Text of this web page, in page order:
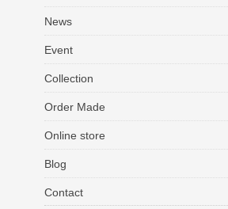
News
Event
Collection
Order Made
Online store
Blog
Contact